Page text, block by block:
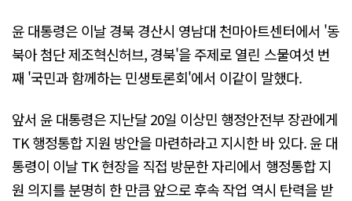
윤 대통령은 이날 경북 경산시 영남대 천마아트센터에서 '동
북아 첨단 제조혁신허브, 경북'을 주제로 열린 스물여섯 번
째 '국민과 함께하는 민생토론회'에서 이같이 말했다.
앞서 윤 대통령은 지난달 20일 이상민 행정안전부 장관에게
TK 행정통합 지원 방안을 마련하라고 지시한 바 있다. 윤 대
통령이 이날 TK 현장을 직접 방문한 자리에서 행정통합 지
원 의지를 분명히 한 만큼 앞으로 후속 작업 역시 탄력을 받